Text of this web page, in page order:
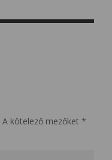
A kötelező mezőket *